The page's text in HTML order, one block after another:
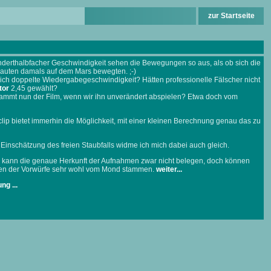
zur Startseite
Geschwindigkeit sehen die Bewegungen so aus, als ob sich die
damals auf dem Mars bewegten. ;-)
doppelte Wiedergabegeschwindigkeit? Hätten professionelle Fälscher nicht
2,45 gewählt?
nun der Film, wenn wir ihn unverändert abspielen? Etwa doch vom
bietet immerhin die Möglichkeit, mit einer kleinen Berechnung genau das zu
des freien Staubfalls widme ich mich dabei auch gleich.
die genaue Herkunft der Aufnahmen zwar nicht belegen, doch können
der Vorwürfe sehr wohl vom Mond stammen. weiter...
...